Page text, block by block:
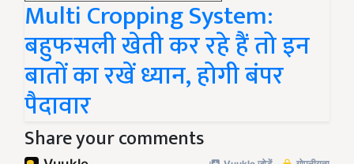
Multi Cropping System:
बहुफसली खेती कर रहे हैं तो इन
बातों का रखें ध्यान, होगी बंपर
पैदावार
Share your comments